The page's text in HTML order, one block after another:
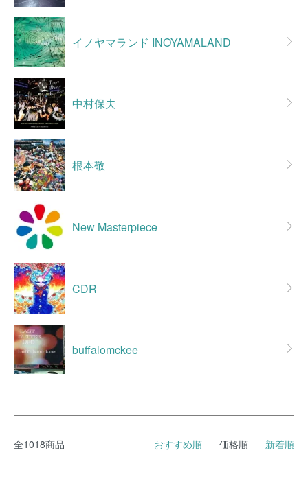
イノヤマランド INOYAMALAND
中村保夫
根本敬
New Masterpiece
CDR
buffalomckee
全1018商品 おすすめ順 価格順 新着順